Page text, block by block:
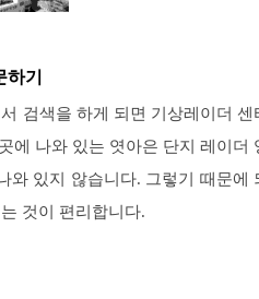
기
검색을 하게 되면 기상레이더 센
에 나와 있는 엿아은 단지 레이더
와 있지 않습니다. 그렇기 때문에
것이 편리합니다.